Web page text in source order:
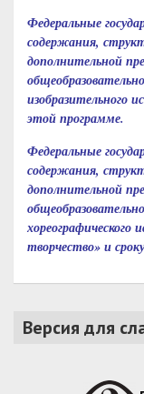
Федеральные
содержания,
дополнительной
изобразительного
этой программе.
Федеральные
содержания,
дополнительной
хореографического
творчество» и
Версия для